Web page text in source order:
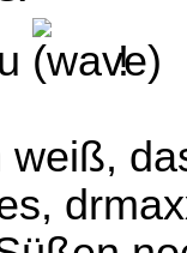
!
weiß,